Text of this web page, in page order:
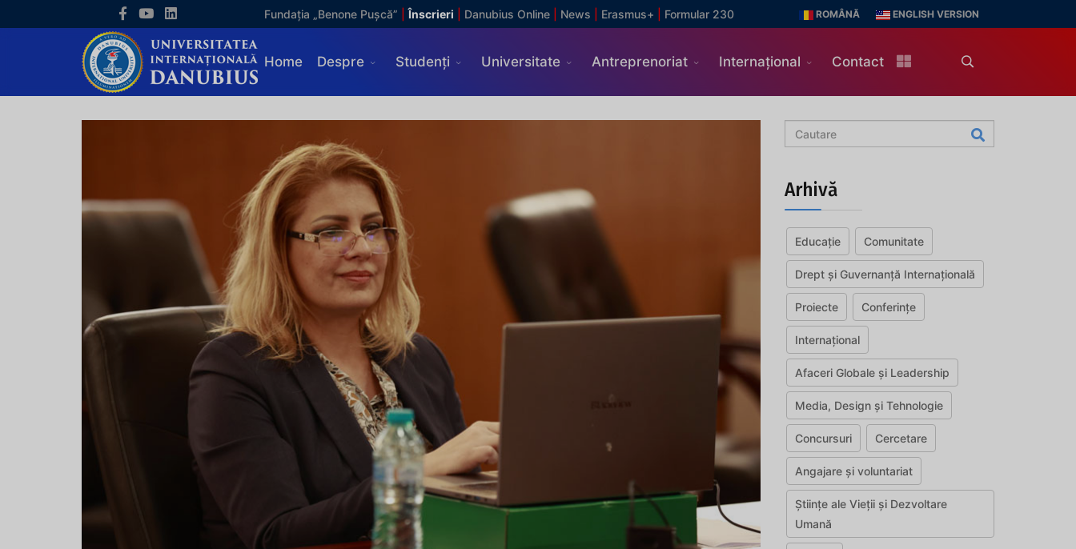
Fundația „Benone Pușcă” Înscrieri Danubius Online News Erasmus+ Formular 230 ROMÂNĂ ENGLISH VERSION
Home Despre Studenți Universitate Antreprenoriat Internațional Contact
Arhivă
Educație Comunitate
Drept și Guvernanță Internațională
Proiecte Conferințe
Internațional
Afaceri Globale și Leadership
Media, Design și Tehnologie
Concursuri Cercetare
Angajare și voluntariat
Științe ale Vieții și Dezvoltare
Umană